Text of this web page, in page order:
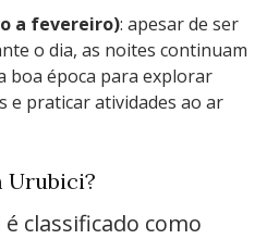
a fevereiro): apesar de ser
o dia, as noites continuam
boa época para explorar
e praticar atividades ao ar
Urubici?
classificado como